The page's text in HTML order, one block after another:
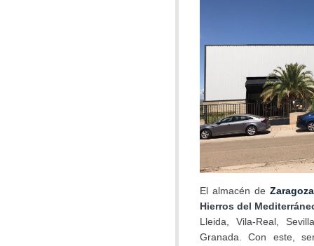
El almacén de Zaragoza
Hierros del
Lleida, Vila-Real,
Granada. Con este,